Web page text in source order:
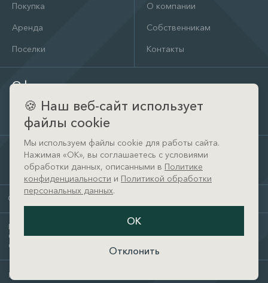
Покупка
Аренда
Поселки
О компании
Собственникам
Контакты
Офис
д. Тимошкино, ул. Архитектора Райта, д. 1 (КП Кристал
Истра)
© Arborestate, 2024 – 2026
Разработано в
Политика конфиденциальности
Согласие на обработку персональных данных
Согласие на получение рекламных сообщений
🍪 Наш веб-сайт использует
файлы cookie
Мы используем файлы cookie для работы сайта.
Нажимая «ОК», вы соглашаетесь с условиями
обработки данных, описанными в Политике
конфиденциальности и Политикой обработки
персональных данных.
ОК
Отклонить